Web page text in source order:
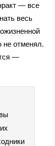
— все
весь
не отменял.
—